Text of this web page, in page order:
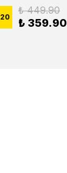
20
₺ 449.90
₺ 359.90